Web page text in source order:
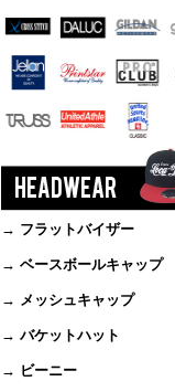
→ フラットバイザー
→ ベースボールキャップ
→ メッシュキャップ
→ バケットハット
→ ビーニー